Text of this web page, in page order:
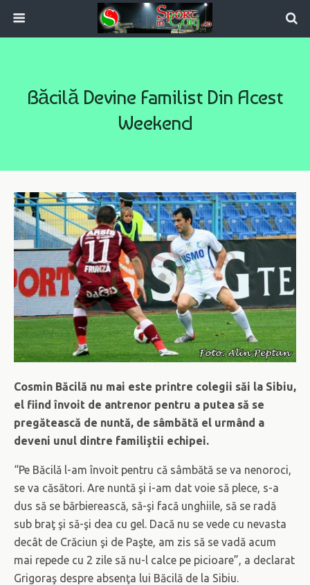
Băcilă Devine Familist Din Acest
Weekend
Cosmin Băcilă nu mai este printre colegii săi la Sibiu,
el fiind învoit de antrenor pentru a putea să se
pregătească de nuntă, de sâmbătă el urmând a
deveni unul dintre familiştii echipei.
“Pe Băcilă l-am învoit pentru că sâmbătă se va nenoroci,
se va căsători. Are nuntă şi i-am dat voie să plece, s-a
dus să se bărbierească, să-şi facă unghiile, să se radă
sub braţ şi să-şi dea cu gel. Dacă nu se vede cu nevasta
decât de Crăciun şi de Paşte, am zis să se vadă acum
mai repede cu 2 zile să nu-l calce pe picioare”, a declarat
Grigoraş despre absenţa lui Băcilă de la Sibiu.